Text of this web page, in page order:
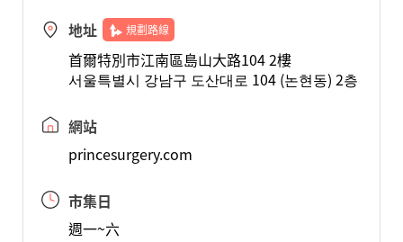
地址 規劃路線
首爾特別市江南區島山大路104 2樓
서울특별시 강남구 도산대로 104 (논현동) 2층
網站
princesurgery.com
市集日
週一~六